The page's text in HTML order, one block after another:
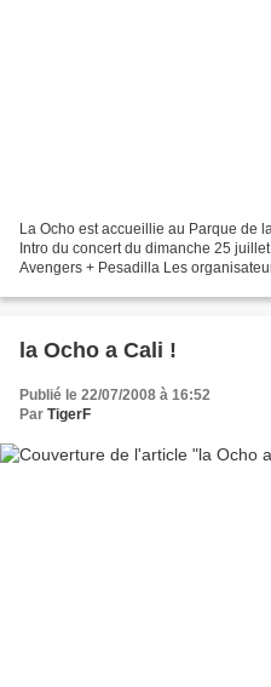
La Ocho est accueillie au Parque de
Intro du concert du dimanche 25
Avengers + Pesadilla Les
la Ocho a Cali !
Publié le 22/07/2008 à 16:52
Par TigerF